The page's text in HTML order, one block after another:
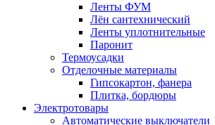
Ленты ФУМ
Лён сантехнический
Ленты уплотнительные
Паронит
Термоусадки
Отделочные материалы
Гипсокартон, фанера
Плитка, бордюры
Электротовары
Автоматические выключатели